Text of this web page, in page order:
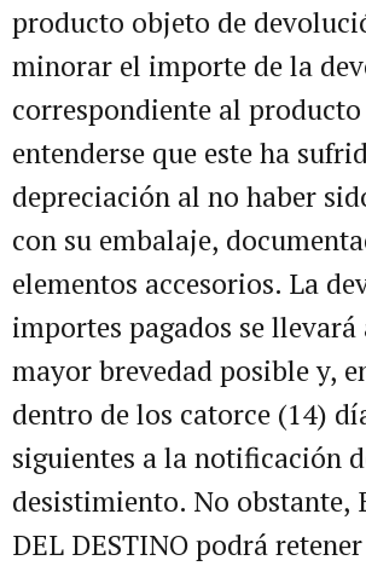
producto objeto de
minorar el importe de la
correspondiente al
entenderse que este ha
depreciación al no haber
con su embalaje,
elementos accesorios. La
importes pagados se llevará
mayor brevedad posible y,
dentro de los catorce (14)
siguientes a la notificación
desistimiento. No obstante,
DEL DESTINO podrá